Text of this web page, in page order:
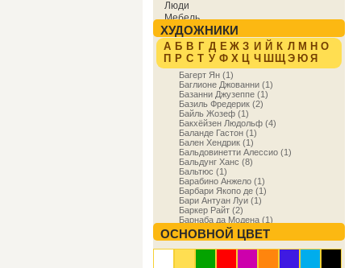
Люди
Мебель
Мировая культура
Музыка
Надписи
Образование
Отдых
Охота
Праздники
Природа
Религия и духовность
Спорт
Сфера деятельности
Транспорт
Фракталы
Фэнтези
Цветы
Юмор
ХУДОЖНИКИ
А Б В Г Д Е Ж З И Й К Л М Н О
П Р С Т У Ф Х Ц Ч Ш Щ Э Ю Я
Багерт Ян (1)
Баглионе Джованни (1)
Базанни Джузеппе (1)
Базиль Фредерик (2)
Байль Жозеф (1)
Бакхёйзен Людольф (4)
Баланде Гастон (1)
Бален Хендрик (1)
Бальдовинетти Алессио (1)
Бальдунг Ханс (8)
Бальтюс (1)
Барабино Анжело (1)
Барбари Якопо де (1)
Бари Антуан Луи (1)
Баркер Райт (2)
Барнаба да Модена (1)
Бароччи Федерико (3)
Баррет Вил (1)
Барри Джеймс (1)
ОСНОВНОЙ ЦВЕТ